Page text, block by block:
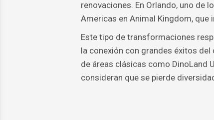
renovaciones. En Orlando, uno de
Americas en Animal Kingdom,
Este tipo de transformaciones
la conexión con grandes éxitos del
de áreas clásicas como DinoLand
consideran que se pierde